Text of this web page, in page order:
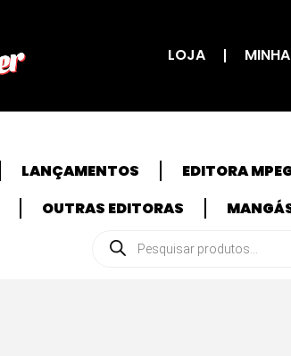
LOJA
LANÇAMENTOS EDITORA
OUTRAS EDITORAS